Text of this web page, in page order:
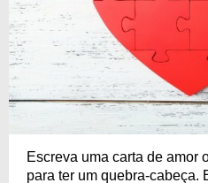
Escreva uma carta de amor
para ter um quebra-cabeça.